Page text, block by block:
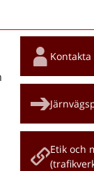
Snabblänkar
Etik och